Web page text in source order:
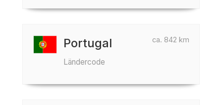
ca. 842 km
Portugal
Ländercode